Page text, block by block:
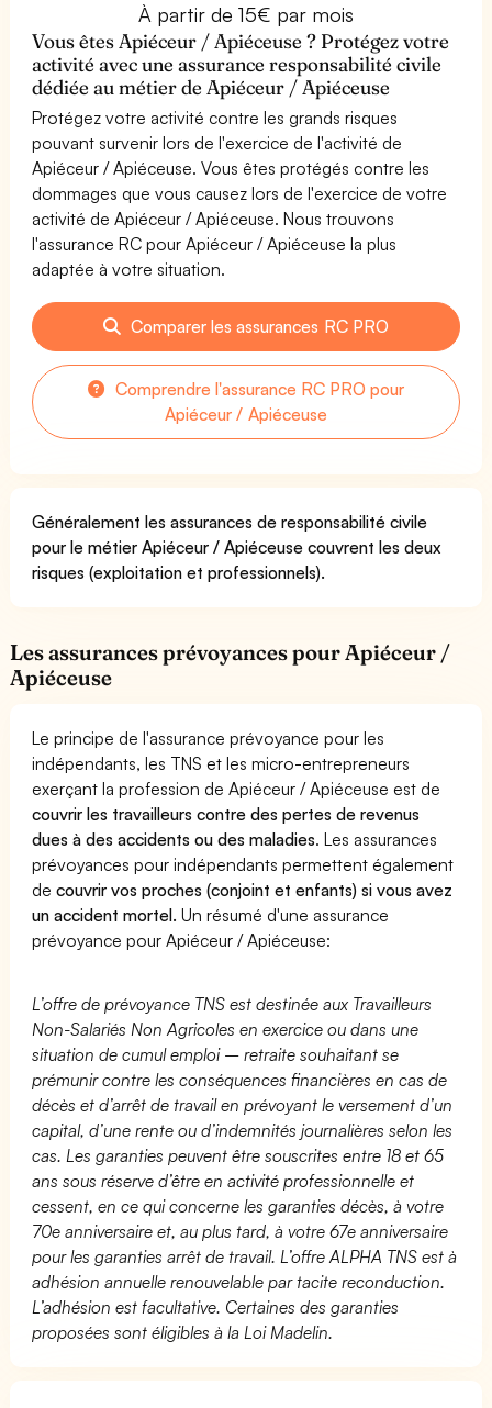
À partir de 15€ par mois
Vous êtes Apiéceur / Apiéceuse ? Protégez votre
activité avec une assurance responsabilité civile
dédiée au métier de Apiéceur / Apiéceuse
Protégez votre activité contre les grands risques
pouvant survenir lors de l'exercice de l'activité de
Apiéceur / Apiéceuse. Vous êtes protégés contre les
dommages que vous causez lors de l'exercice de votre
activité de Apiéceur / Apiéceuse. Nous trouvons
l'assurance RC pour Apiéceur / Apiéceuse la plus
adaptée à votre situation.
Comparer les assurances RC PRO
Comprendre l'assurance RC PRO pour
Apiéceur / Apiéceuse
Généralement les assurances de responsabilité civile
pour le métier Apiéceur / Apiéceuse couvrent les deux
risques (exploitation et professionnels).
Les assurances prévoyances pour Apiéceur /
Apiéceuse
Le principe de l'assurance prévoyance pour les
indépendants, les TNS et les micro-entrepreneurs
exerçant la profession de Apiéceur / Apiéceuse est de
couvrir les travailleurs contre des pertes de revenus
dues à des accidents ou des maladies. Les assurances
prévoyances pour indépendants permettent également
decouvrir vos proches (conjoint et enfants) si vous avez
un accident mortel. Un résumé d'une assurance
prévoyance pour Apiéceur / Apiéceuse:
L’offre de prévoyance TNS est destinée aux Travailleurs
Non-Salariés Non Agricoles en exercice ou dans une
situation de cumul emploi – retraite souhaitant se
prémunir contre les conséquences financières en cas de
décès et d’arrêt de travail en prévoyant le versement d’un
capital, d’une rente ou d’indemnités journalières selon les
cas. Les garanties peuvent être souscrites entre 18 et 65
ans sous réserve d’être en activité professionnelle et
cessent, en ce qui concerne les garanties décès, à votre
70e anniversaire et, au plus tard, à votre 67e anniversaire
pour les garanties arrêt de travail. L’offre ALPHA TNS est à
adhésion annuelle renouvelable par tacite reconduction.
L’adhésion est facultative. Certaines des garanties
proposées sont éligibles à la Loi Madelin.